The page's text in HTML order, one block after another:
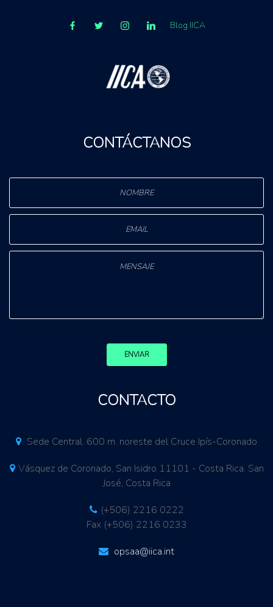
Blog IICA
CONTÁCTANOS
ENVIAR
CONTACTO
Sede Central. 600 m. noreste del Cruce Ipís-Coronado
Vásquez de Coronado, San Isidro 11101 - Costa Rica. San
José, Costa Rica
(+506) 2216 0222
Fax (+506) 2216 0233
opsaa@iica.int